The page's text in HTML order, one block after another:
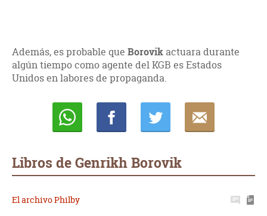
Además, es probable que Borovik actuara durante
algún tiempo como agente del KGB es Estados
Unidos en labores de propaganda.
Libros de Genrikh Borovik
El archivo Philby